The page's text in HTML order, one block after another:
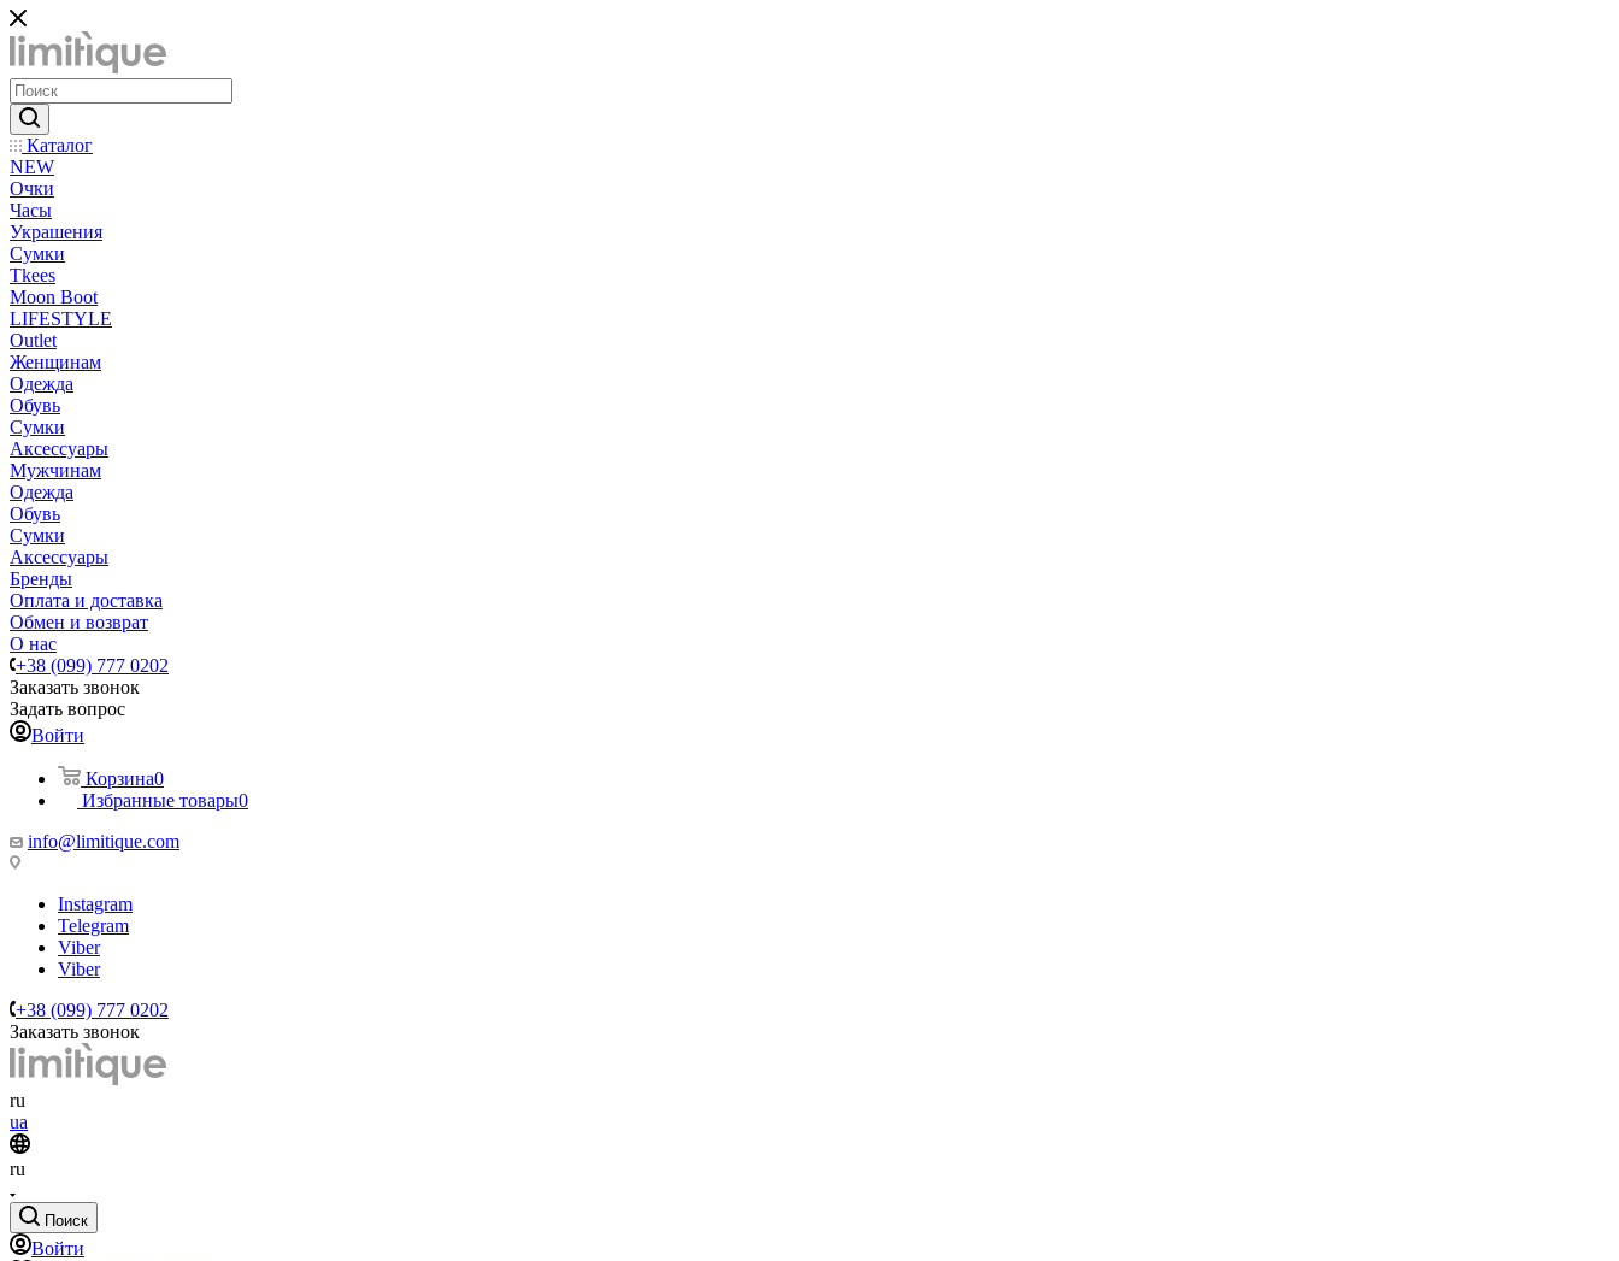
Каталог
NEW
Очки
Часы
Украшения
Сумки
Tkees
Moon Boot
LIFESTYLE
Outlet
Женщинам
Одежда
Обувь
Сумки
Аксессуары
Мужчинам
Одежда
Обувь
Сумки
Аксессуары
Бренды
Оплата и доставка
Обмен и возврат
О нас
+38 (099) 777 0202
Заказать звонок
Задать вопрос
Войти
Корзина0
Избранные товары0
info@limitique.com
Instagram
Telegram
Viber
Viber
+38 (099) 777 0202
Заказать звонок
ru
ua
ru
Поиск
Войти